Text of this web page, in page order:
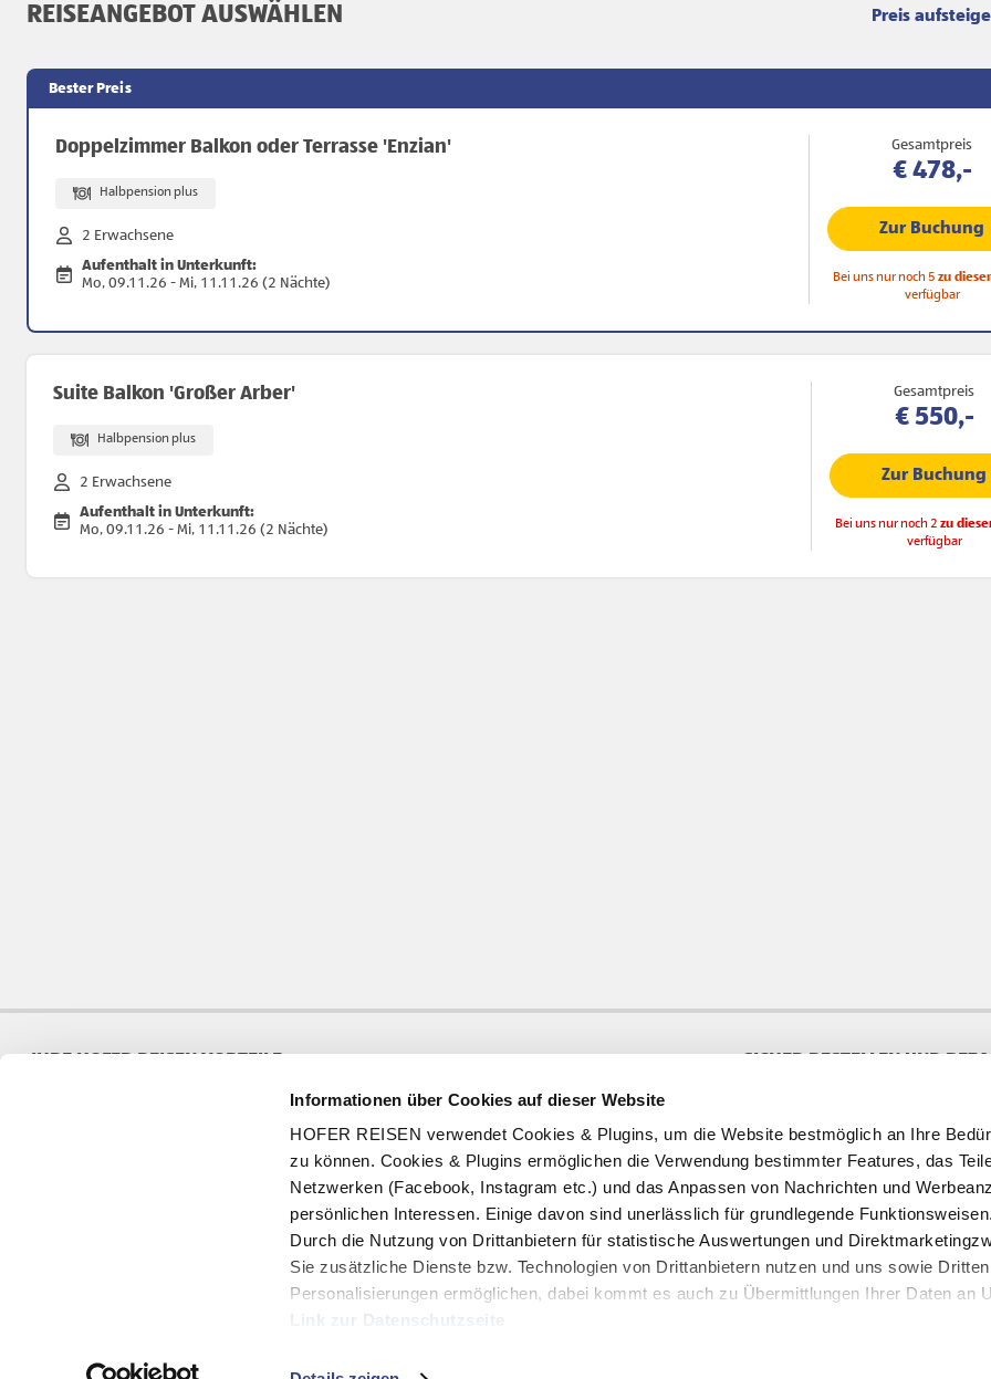
Informationen über Cookies auf dieser Website
HOFER REISEN verwendet Cookies & Plugins, um die Website bestmöglich an Ihre
zu können. Cookies & Plugins ermöglichen die Verwendung bestimmter Features, das
Netzwerken (Facebook, Instagram etc.) und das Anpassen von Nachrichten und
persönlichen Interessen. Einige davon sind unerlässlich für grundlegende Funktionsweisen.
Durch die Nutzung von Drittanbietern für statistische Auswertungen und
Sie zusätzliche Dienste bzw. Technologien von Drittanbietern nutzen und uns sowie
Personalisierungen ermöglichen, dabei kommt es auch zu Übermittlungen Ihrer Daten an
Link zur Datenschutzseite
Mit Klick auf "Alles erlauben" stimmen Sie der Verwendung der Cookies & Plugins auf
REISEANGEBOT AUSWÄHLEN Sortierung
Bester Preis
Doppelzimmer Balkon oder Terrasse 'Enzian'
Halbpension plus
2 Erwachsene
Aufenthalt in Unterkunft:
Mo, 09.11.26 - Mi, 11.11.26 (2 Nächte)
Gesamtpreis
€ 478,-
Zur Buchung
Bei uns nur noch 5 zu
verfügbar
Suite Balkon 'Großer Arber'
Halbpension plus
2 Erwachsene
Aufenthalt in Unterkunft:
Mo, 09.11.26 - Mi, 11.11.26 (2 Nächte)
Gesamtpreis
€ 550,-
Zur Buchung
Bei uns nur noch 2 zu
verfügbar
IHRE HOFER REISEN VORTEILE
97% Wiederbuchungrate
Qualitätsgarantie
SICHER BESTELLEN UND
Vermittler ist die HOFER REISEN GmbH & Co KG,
SERVICE
Geschenkgutschein
Kontakt
HOFER REISEN NEWSLETTER